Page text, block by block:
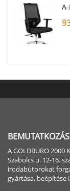
BEMUTATKOZÁS
A GOLDBÜRO 2000
Szabolcs u. 12-16.
irodabútorokat
gyártása, beépítése